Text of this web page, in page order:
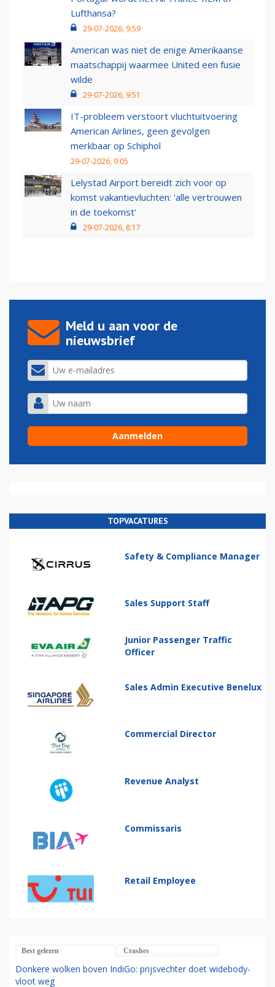
Lufthansa?
29-07-2026, 9:59
American was niet de enige Amerikaanse
maatschappij waarmee United een fusie
wilde
29-07-2026, 9:51
IT-probleem verstoort vluchtuitvoering
American Airlines, geen gevolgen
merkbaar op Schiphol
29-07-2026, 9:05
Lelystad Airport bereidt zich voor op
komst vakantievluchten: 'alle vertrouwen
in de toekomst'
29-07-2026, 8:17
Meld u aan voor de
nieuwsbrief
TOPVACATURES
Safety & Compliance Manager
Sales Support Staff
Junior Passenger Traffic
Officer
Sales Admin Executive Benelux
Commercial Director
Revenue Analyst
Commissaris
Retail Employee
Best gelezen Crashes
Donkere wolken boven IndiGo: prijsvechter doet widebody-
vloot weg